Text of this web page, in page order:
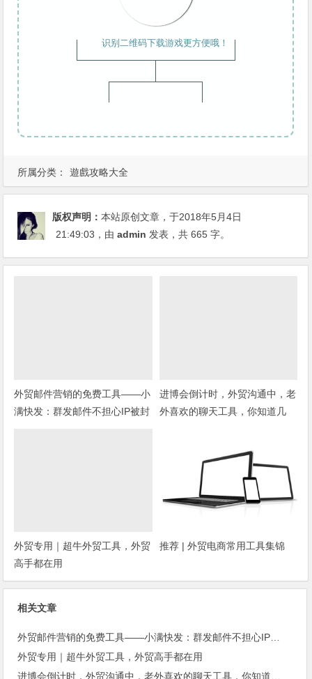
所属分类： 遊戲攻略大全
识别二维码下载游戏更方便哦！
版权声明：本站原创文章，于2018年5月4日
21:49:03 ，由admin 发表，共 665 字。
外贸邮件营销的免费工具——小
满快发：群发邮件不担心IP被封
进博会倒计时，外贸沟通中，老
外喜欢的聊天工具，你知道几
外贸专用｜超牛外贸工具，外贸
高手都在用
推荐 | 外贸电商常用工具集锦
相关文章
外贸邮件营销的免费工具——小满快发：群发邮件不担心IP被封
外贸专用｜超牛外贸工具，外贸高手都在用
进博会倒计时，外贸沟通中，老外喜欢的聊天工具，你知道几种？